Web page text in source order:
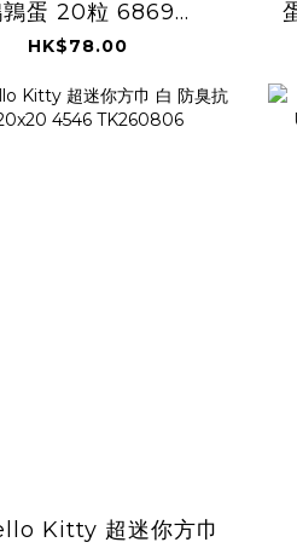
鶉蛋 20粒 6869
TK260806
HK$78.00
Kitty 超迷你方巾